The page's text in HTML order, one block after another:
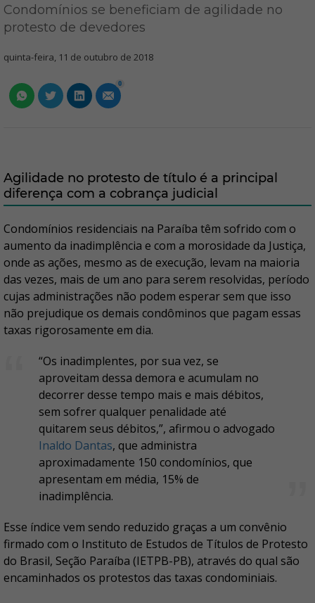
Condomínios se beneficiam de agilidade no
protesto de devedores
quinta-feira, 11 de outubro de 2018
0
Agilidade no protesto de título é a principal
diferença com a cobrança judicial
Condomínios residenciais na Paraíba têm sofrido com o
aumento da inadimplência e com a morosidade da Justiça,
onde as ações, mesmo as de execução, levam na maioria
das vezes, mais de um ano para serem resolvidas, período
cujas administrações não podem esperar sem que isso
não prejudique os demais condôminos que pagam essas
taxas rigorosamente em dia.
“Os inadimplentes, por sua vez, se
aproveitam dessa demora e acumulam no
decorrer desse tempo mais e mais débitos,
sem sofrer qualquer penalidade até
quitarem seus débitos,”, afirmou o advogado
Inaldo Dantas, que administra
aproximadamente 150 condomínios, que
apresentam em média, 15% de
inadimplência.
Esse índice vem sendo reduzido graças a um convênio
firmado com o Instituto de Estudos de Títulos de Protesto
do Brasil, Seção Paraíba (IETPB-PB), através do qual são
encaminhados os protestos das taxas condominiais.